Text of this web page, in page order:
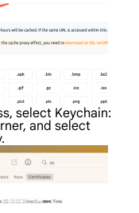
select Keychain:
and select